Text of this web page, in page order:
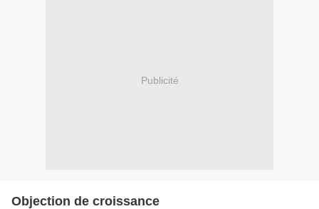
Publicité
Objection de croissance